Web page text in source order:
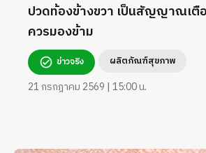
ปวดท้องข้างขวา เป็นสัญญาณเตื
ควรมองข้าม
ข่าวจริง ผลิตภัณฑ์สุขภาพ
21 กรกฎาคม 2569 | 15:00 น.